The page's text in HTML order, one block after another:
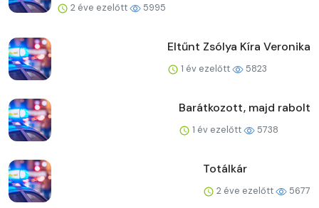
2 éve ezelőtt 5995
Eltűnt Zsólya Kíra Veronika
1 év ezelőtt 5823
Barátkozott, majd rabolt
1 év ezelőtt 5738
Totálkár
2 éve ezelőtt 5677